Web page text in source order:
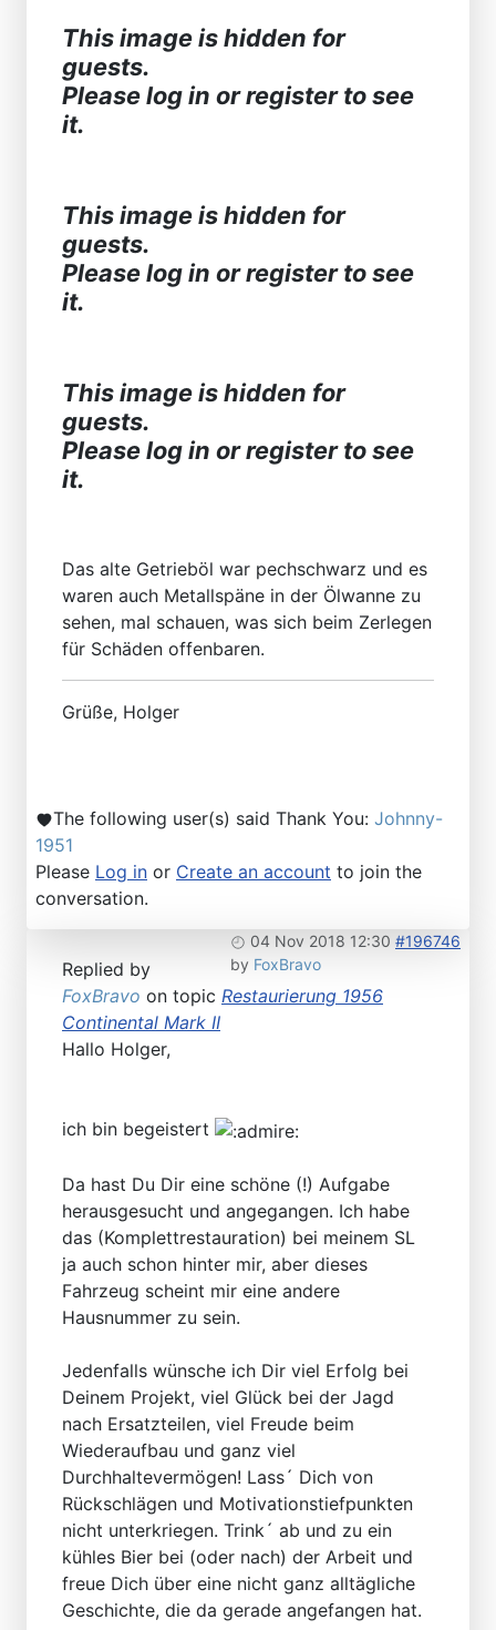
This image is hidden for
guests.
Please log in or register to see
it.
This image is hidden for
guests.
Please log in or register to see
it.
This image is hidden for
guests.
Please log in or register to see
it.
Das alte Getrieböl war pechschwarz und es
waren auch Metallspäne in der Ölwanne zu
sehen, mal schauen, was sich beim Zerlegen
für Schäden offenbaren.
Grüße, Holger
The following user(s) said Thank You: Johnny-
1951
Please Log in or Create an account to join the
conversation.
04 Nov 2018 12:30 #196746
by FoxBravo
Replied by
FoxBravo on topic Restaurierung 1956
Continental Mark II
Hallo Holger,
ich bin begeistert
Da hast Du Dir eine schöne (!) Aufgabe
herausgesucht und angegangen. Ich habe
das (Komplettrestauration) bei meinem SL
ja auch schon hinter mir, aber dieses
Fahrzeug scheint mir eine andere
Hausnummer zu sein.
Jedenfalls wünsche ich Dir viel Erfolg bei
Deinem Projekt, viel Glück bei der Jagd
nach Ersatzteilen, viel Freude beim
Wiederaufbau und ganz viel
Durchhaltevermögen! Lass´ Dich von
Rückschlägen und Motivationstiefpunkten
nicht unterkriegen. Trink´ ab und zu ein
kühles Bier bei (oder nach) der Arbeit und
freue Dich über eine nicht ganz alltägliche
Geschichte, die da gerade angefangen hat.